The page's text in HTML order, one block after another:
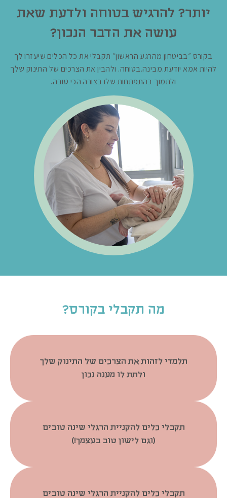
יותר? להרגיש בטוחה ולדעת שאת
עושה את הדבר הנכון?
בקורס ״בביטחון מהרגע הראשון״ תקבלי את כל הכלים שיעזרו לך
להיות אמא יודעת.מבינה.בטוחה. ולהבין את הצרכים של התינוק שלך
ולתמוך בהתפתחות שלו בצורה הכי טובה.
מה תקבלי בקורס?
תלמדי לזהות את הצרכים של התינוק שלך
ולתת לו מענה נכון
תקבלי כלים להקניית הרגלי שינה טובים
(וגם לישון טוב בעצמך!)
תקבלי כלים להקניית הרגלי שינה טובים